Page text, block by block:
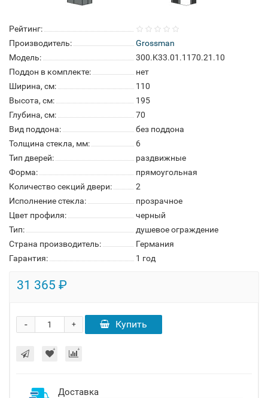
Рейтинг:
Производитель:
Grossman
Модель:
300.K33.01.1170.21.10
Поддон в комплекте:
нет
Ширина, см:
110
Высота, см:
195
Глубина, см:
70
Вид поддона:
без поддона
Толщина стекла, мм:
6
Тип дверей:
раздвижные
Форма:
прямоугольная
Количество секций двери:
2
Исполнение стекла:
прозрачное
Цвет профиля:
черный
Тип:
душевое ограждение
Страна производитель:
Германия
Гарантия:
1 год
31 365 ₽
+
- Купить
Доставка